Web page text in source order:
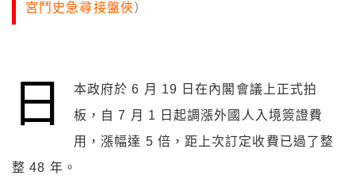
宮鬥史急尋接盤俠）
日
本政府於 6 月 19 日在內閣會議上正式拍
板，自 7 月 1 日起調漲外國人入境簽證費
用，漲幅達 5 倍，距上次訂定收費已過了整
整 48 年。